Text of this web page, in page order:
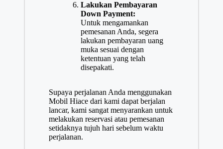
Lakukan Pembayaran
Down Payment:
Untuk mengamankan
pemesanan Anda, segera
lakukan pembayaran uang
muka sesuai dengan
ketentuan yang telah
disepakati.
Supaya perjalanan Anda menggunakan
Mobil Hiace dari kami dapat berjalan
lancar, kami sangat menyarankan untuk
melakukan reservasi atau pemesanan
setidaknya tujuh hari sebelum waktu
perjalanan.